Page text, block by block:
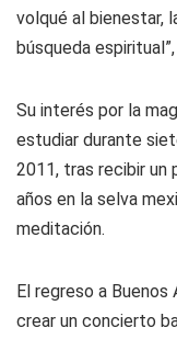
volqué al bienestar,
búsqueda
Su interés por la
estudiar durante
2011, tras recibir un
años en la selva
meditación.
El regreso a
crear un concierto